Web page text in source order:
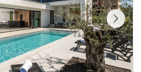
Guardate l'intera
galleria sulla